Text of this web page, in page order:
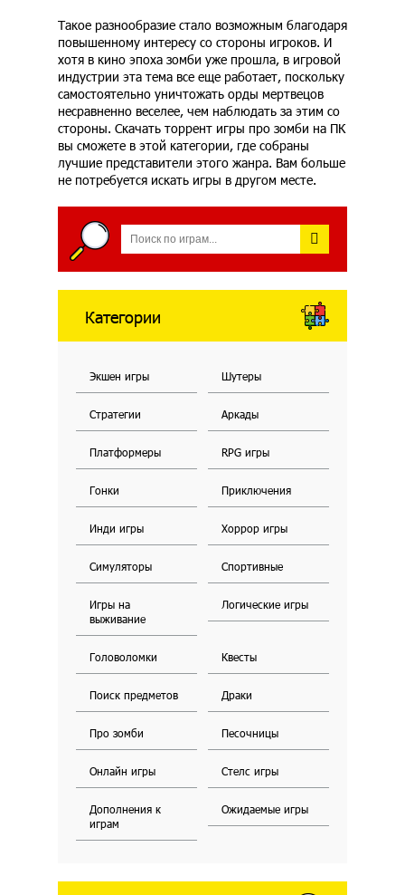
Такое разнообразие стало возможным благодаря
повышенному интересу со стороны игроков. И
хотя в кино эпоха зомби уже прошла, в игровой
индустрии эта тема все еще работает, поскольку
самостоятельно уничтожать орды мертвецов
несравненно веселее, чем наблюдать за этим со
стороны. Скачать торрент игры про зомби на ПК
вы сможете в этой категории, где собраны
лучшие представители этого жанра. Вам больше
не потребуется искать игры в другом месте.
Категории
Экшен игры Шутеры
Стратегии Аркады
Платформеры RPG игры
Гонки Приключения
Инди игры Хоррор игры
Симуляторы Спортивные
Игры на
выживание
Логические игры
Головоломки Квесты
Поиск предметов Драки
Про зомби Песочницы
Онлайн игры Стелс игры
Дополнения к
играм
Ожидаемые игры